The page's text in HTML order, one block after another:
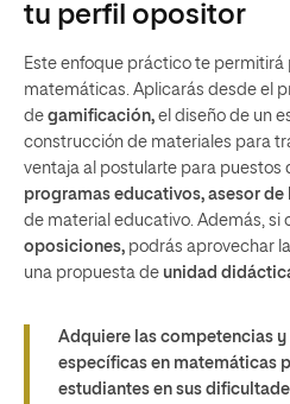
tu perfil opositor
Este enfoque práctico te
matemáticas. Aplicarás desde el
de gamificación, el diseño de un
construcción de materiales para
ventaja al postularte para puestos
programas educativos, asesor
de material educativo. Además, si
oposiciones, podrás aprovechar
una propuesta de unidad
Adquiere las competencias
específicas en matemáticas
estudiantes en sus